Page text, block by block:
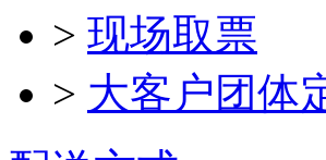
> 现场取票
> 大客户团体